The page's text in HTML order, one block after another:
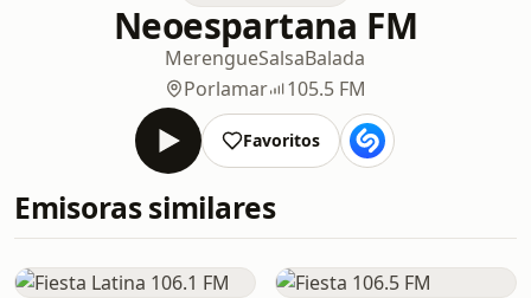
Neoespartana FM
MerengueSalsaBalada
Porlamar
105.5 FM
Favoritos
Emisoras similares